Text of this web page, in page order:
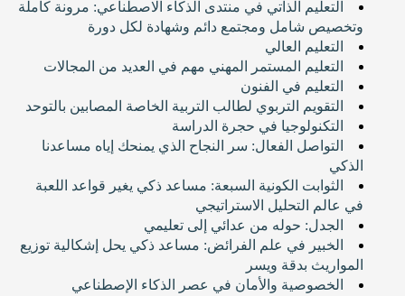
التعليم الذاتي في منتدى الذكاء الاصطناعي: مرونة كاملة
وتخصيص شامل ومجتمع دائم وشهادة لكل دورة
التعليم العالي
التعليم المستمر المهني مهم في العديد من المجالات
التعليم في الفنون
التقويم التربوي لطالب التربية الخاصة المصابين بالتوحد
التكنولوجيا في حجرة الدراسة
التواصل الفعال: سر النجاح الذي يمنحك إياه مساعدنا
الذكي
الثوابت الكونية السبعة: مساعد ذكي يغير قواعد اللعبة
في عالم التحليل الاستراتيجي
الجدل: حوله من عدائي إلى تعليمي
الخبير في علم الفرائض: مساعد ذكي يحل إشكالية توزيع
المواريث بدقة ويسر
الخصوصية والأمان في عصر الذكاء الإصطناعي